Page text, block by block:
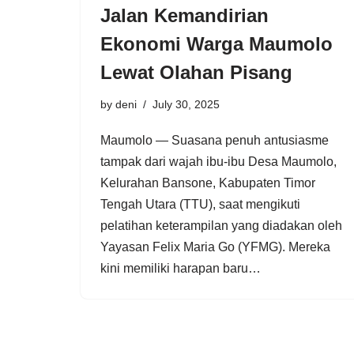
Jalan Kemandirian
Ekonomi Warga Maumolo
Lewat Olahan Pisang
by deni July 30, 2025
Maumolo — Suasana penuh antusiasme
tampak dari wajah ibu-ibu Desa Maumolo,
Kelurahan Bansone, Kabupaten Timor
Tengah Utara (TTU), saat mengikuti
pelatihan keterampilan yang diadakan oleh
Yayasan Felix Maria Go (YFMG). Mereka
kini memiliki harapan baru…